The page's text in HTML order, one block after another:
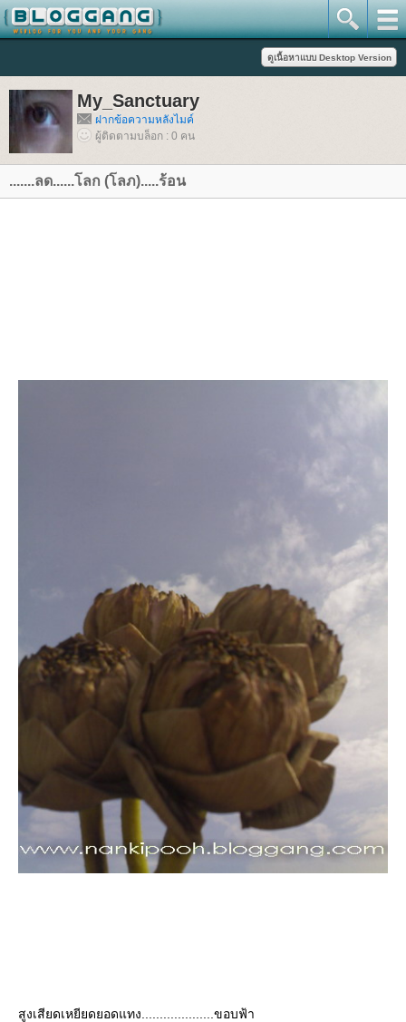
My_Sanctuary
ฝากข้อความหลังไมค์
ผู้ติดตามบล็อก : 0 คน
.......ลด......โลก (โลภ).....ร้อน
สูงเสียดเหยียดยอดแทง....................ขอบฟ้า